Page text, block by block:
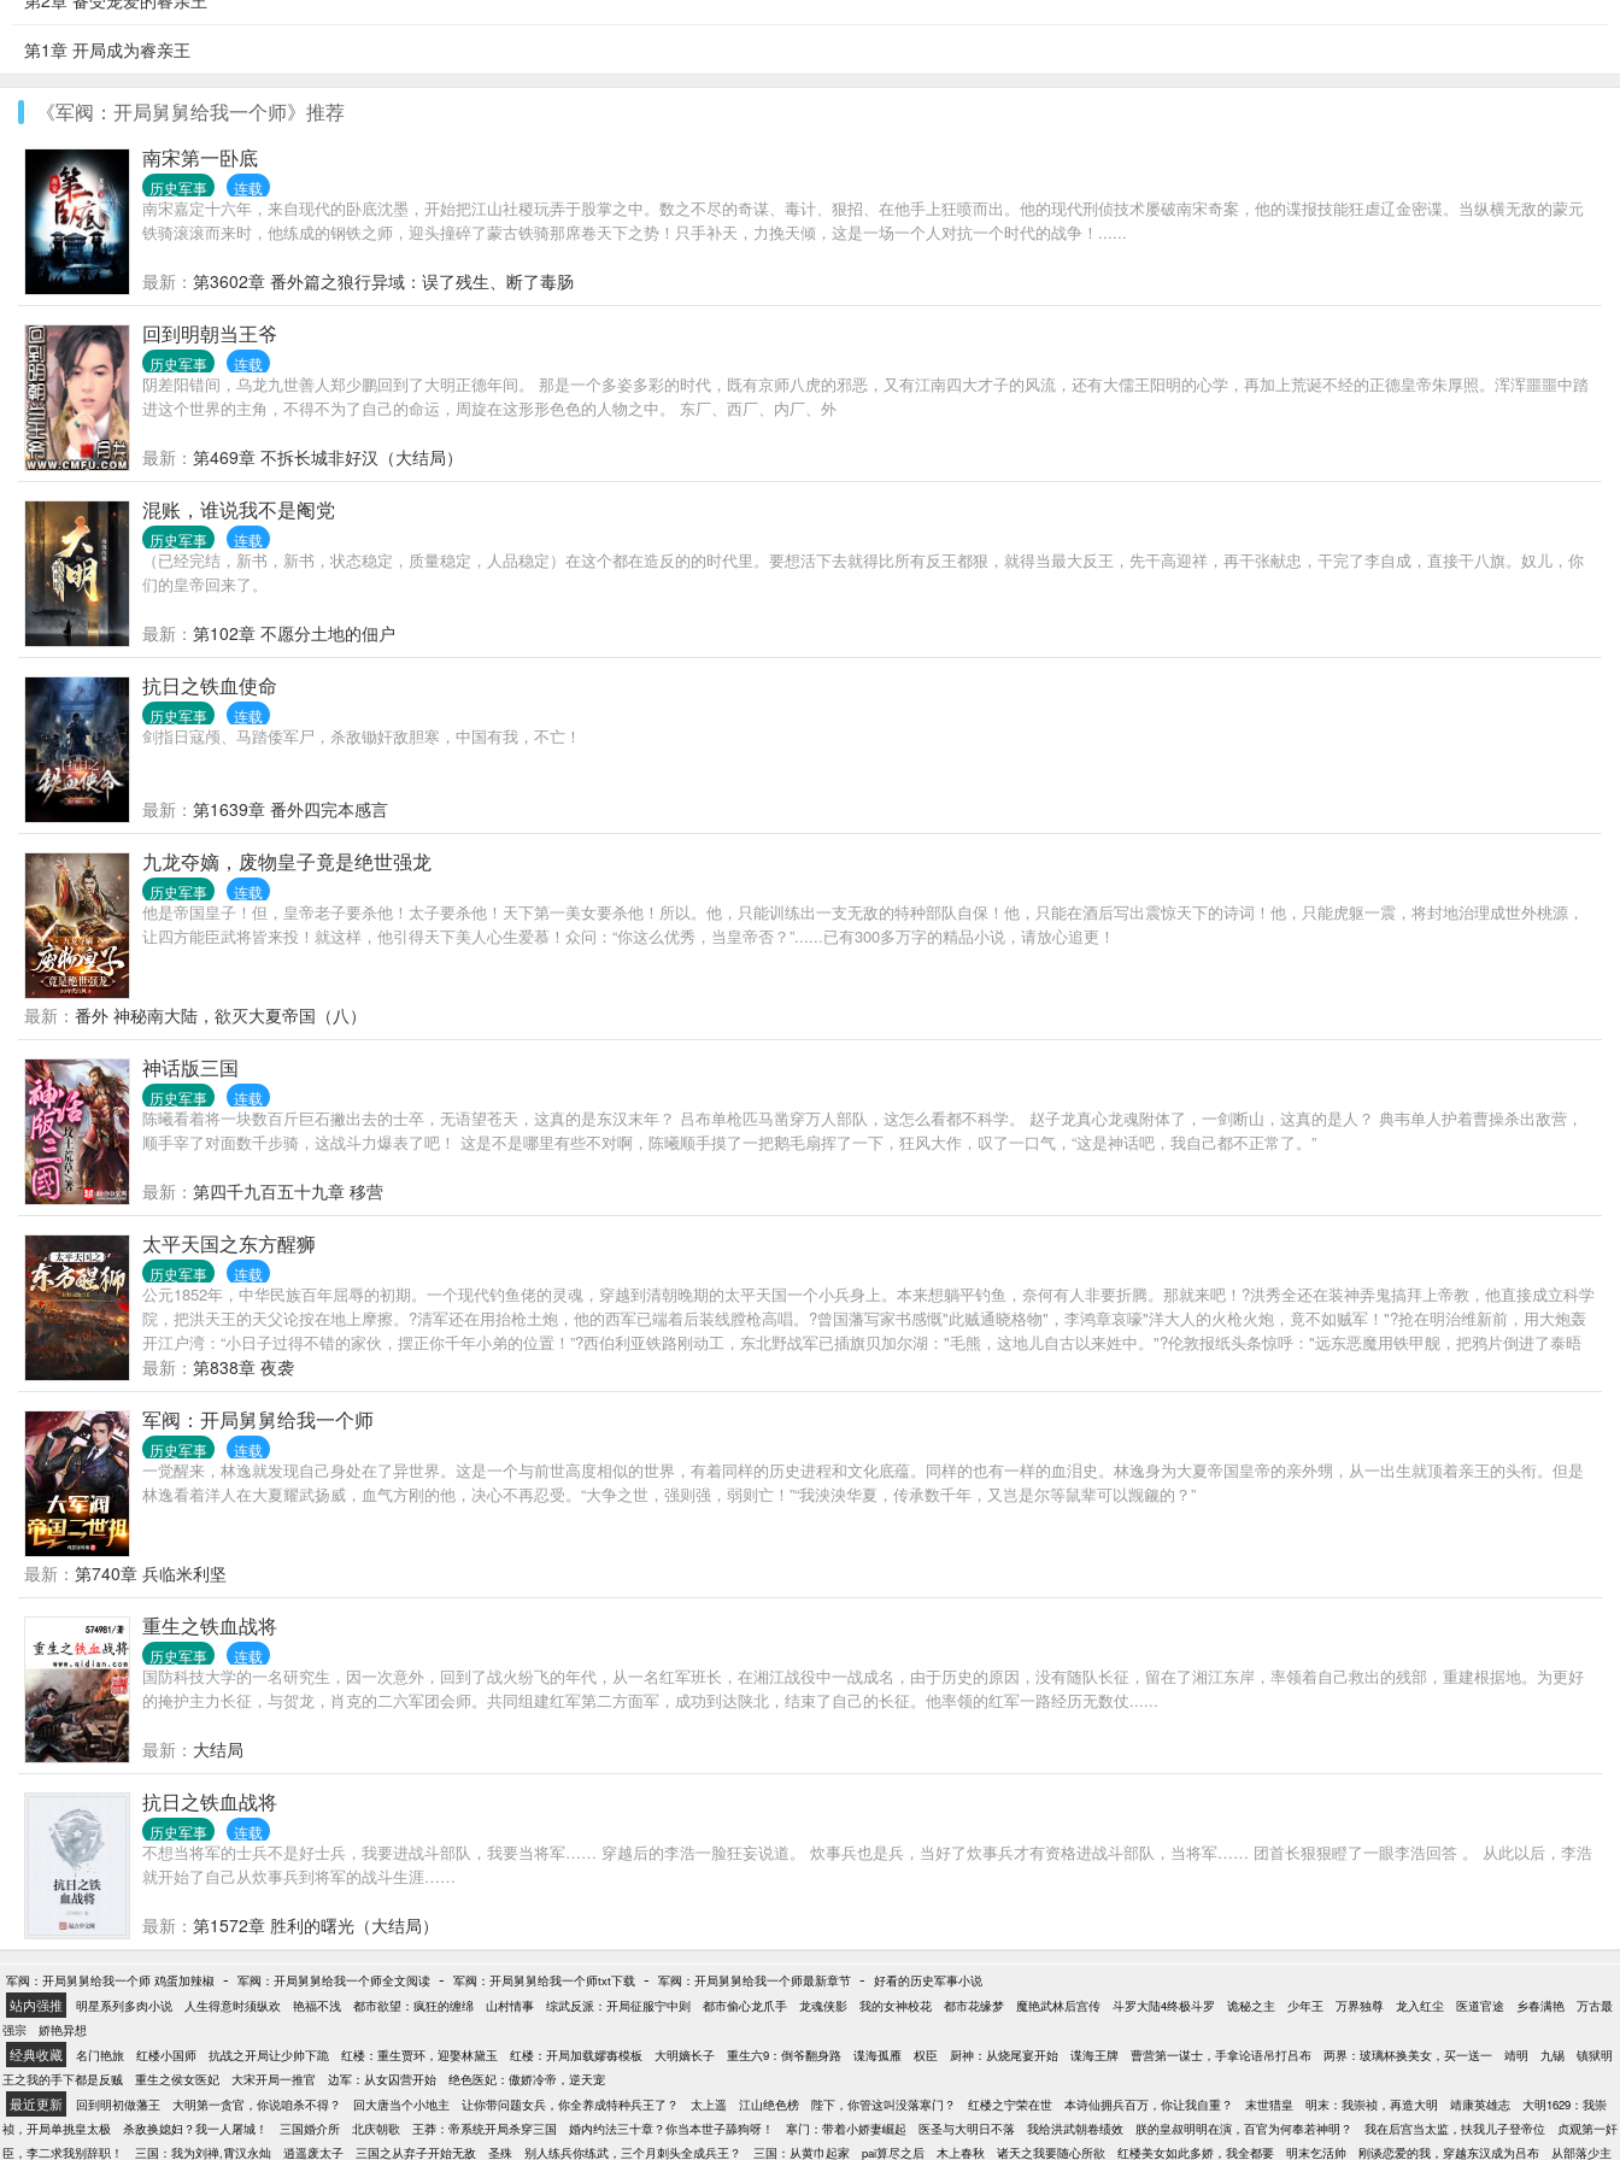
第1章 开局成为睿亲王
《军阀：开局舅舅给我一个师》推荐
南宋第一卧底
历史军事 连载
南宋嘉定十六年，来自现代的卧底沈墨，开始把江山社稷玩弄于股掌之中。数之不尽的奇谋、毒计、狠招、在他手上狂喷而出。他的现代刑侦技术屡破南宋奇案，他的谍报技能狂虐辽金密谍。当纵横无敌的蒙元
铁骑滚滚而来时，他练成的钢铁之师，迎头撞碎了蒙古铁骑那席卷天下之势！只手补天，力挽天倾，这是一场一个人对抗一个时代的战争！......
最新： 第3602章 番外篇之狼行异域：误了残生、断了毒肠
回到明朝当王爷
历史军事 连载
阴差阳错间，乌龙九世善人郑少鹏回到了大明正德年间。 那是一个多姿多彩的时代，既有京师八虎的邪恶，又有江南四大才子的风流，还有大儒王阳明的心学，再加上荒诞不经的正德皇帝朱厚照。浑浑噩噩中踏
进这个世界的主角，不得不为了自己的命运，周旋在这形形色色的人物之中。 东厂、西厂、内厂、外
最新： 第469章 不拆长城非好汉（大结局）
混账，谁说我不是阉党
历史军事 连载
（已经完结，新书，新书，状态稳定，质量稳定，人品稳定）在这个都在造反的的时代里。要想活下去就得比所有反王都狠，就得当最大反王，先干高迎祥，再干张献忠，干完了李自成，直接干八旗。奴儿，你
们的皇帝回来了。
最新： 第102章 不愿分土地的佃户
抗日之铁血使命
历史军事 连载
剑指日寇颅、马踏倭军尸，杀敌锄奸敌胆寒，中国有我，不亡！
最新： 第1639章 番外四完本感言
九龙夺嫡，废物皇子竟是绝世强龙
历史军事 连载
他是帝国皇子！但，皇帝老子要杀他！太子要杀他！天下第一美女要杀他！所以。他，只能训练出一支无敌的特种部队自保！他，只能在酒后写出震惊天下的诗词！他，只能虎躯一震，将封地治理成世外桃源，
让四方能臣武将皆来投！就这样，他引得天下美人心生爱慕！众问：“你这么优秀，当皇帝否？”......已有300多万字的精品小说，请放心追更！
最新： 番外 神秘南大陆，欲灭大夏帝国（八）
神话版三国
历史军事 连载
陈曦看着将一块数百斤巨石撇出去的士卒，无语望苍天，这真的是东汉末年？ 吕布单枪匹马凿穿万人部队，这怎么看都不科学。 赵子龙真心龙魂附体了，一剑断山，这真的是人？ 典韦单人护着曹操杀出敌营，
顺手宰了对面数千步骑，这战斗力爆表了吧！ 这是不是哪里有些不对啊，陈曦顺手摸了一把鹅毛扇挥了一下，狂风大作，叹了一口气，“这是神话吧，我自己都不正常了。”
最新： 第四千九百五十九章 移营
太平天国之东方醒狮
历史军事 连载
公元1852年，中华民族百年屈辱的初期。一个现代钓鱼佬的灵魂，穿越到清朝晚期的太平天国一个小兵身上。本来想躺平钓鱼，奈何有人非要折腾。那就来吧！?洪秀全还在装神弄鬼搞拜上帝教，他直接成立科学
院，把洪天王的天父论按在地上摩擦。?清军还在用抬枪土炮，他的西军已端着后装线膛枪高唱。?曾国藩写家书感慨"此贼通晓格物"，李鸿章哀嚎"洋大人的火枪火炮，竟不如贼军！"?抢在明治维新前，用大炮轰
开江户湾：“小日子过得不错的家伙，摆正你千年小弟的位置！”?西伯利亚铁路刚动工，东北野战军已插旗贝加尔湖："毛熊，这地儿自古以来姓中。"?伦敦报纸头条惊呼："远东恶魔用铁甲舰，把鸦片倒进了泰晤
士河！"--------------作者试图叙述一个赤子在那个时代的故事。本书无系统，不无脑，偏真实历史向，思想内核参考当今社会核心价值观，不称帝，不图满，欢迎大家来捧场。
最新： 第838章 夜袭
军阀：开局舅舅给我一个师
历史军事 连载
一觉醒来，林逸就发现自己身处在了异世界。这是一个与前世高度相似的世界，有着同样的历史进程和文化底蕴。同样的也有一样的血泪史。林逸身为大夏帝国皇帝的亲外甥，从一出生就顶着亲王的头衔。但是
林逸看着洋人在大夏耀武扬威，血气方刚的他，决心不再忍受。“大争之世，强则强，弱则亡！”“我泱泱华夏，传承数千年，又岂是尔等鼠辈可以觊觎的？”
最新： 第740章 兵临米利坚
重生之铁血战将
历史军事 连载
国防科技大学的一名研究生，因一次意外，回到了战火纷飞的年代，从一名红军班长，在湘江战役中一战成名，由于历史的原因，没有随队长征，留在了湘江东岸，率领着自己救出的残部，重建根据地。为更好
的掩护主力长征，与贺龙，肖克的二六军团会师。共同组建红军第二方面军，成功到达陕北，结束了自己的长征。他率领的红军一路经历无数仗......
最新： 大结局
抗日之铁血战将
历史军事 连载
不想当将军的士兵不是好士兵，我要进战斗部队，我要当将军…… 穿越后的李浩一脸狂妄说道。 炊事兵也是兵，当好了炊事兵才有资格进战斗部队，当将军…… 团首长狠狠瞪了一眼李浩回答 。 从此以后，李浩
就开始了自己从炊事兵到将军的战斗生涯……
最新： 第1572章 胜利的曙光（大结局）
军阀：开局舅舅给我一个师 鸡蛋加辣椒 - 军阀：开局舅舅给我一个师全文阅读 - 军阀：开局舅舅给我一个师txt下载 - 军阀：开局舅舅给我一个师最新章节 - 好看的历史军事小说
站内强推 明星系列多肉小说 人生得意时须纵欢 艳福不浅 都市欲望：疯狂的缠绵 山村情事 综武反派：开局征服宁中则 都市偷心龙爪手 龙魂侠影 我的女神校花 都市花缘梦 魔艳武林后宫传 斗罗大陆4终极斗罗 诡秘之主 少年王 万界独尊 龙入红尘 医道官途 乡春满艳
万古最
强宗
娇艳异想
经典收藏 名门艳旅 红楼小国师 抗战之开局让少帅下跪 红楼：重生贾环，迎娶林黛玉 红楼：开局加载嫪毐模板 大明嫡长子 重生六9：倒爷翻身路 谍海孤雁 权臣 厨神：从烧尾宴开始 谍海王牌 曹营第一谋士，手拿论语吊打吕布 两界：玻璃杯换美女，买一送一 靖明 九锡
镇狱明
王之我的手下都是反贼
重生之侯女医妃 大宋开局一推官 边军：从女囚营开始 绝色医妃：傲娇冷帝，逆天宠
最近更新 回到明初做藩王 大明第一贪官，你说咱杀不得？ 回大唐当个小地主 让你带问题女兵，你全养成特种兵王了？ 太上遥 江山绝色榜 陛下，你管这叫没落寒门？ 红楼之宁荣在世 本诗仙拥兵百万，你让我自重？ 末世猎皇 明末：我崇祯，再造大明 靖康英雄志
大明1629：我崇
祯，开局单挑皇太极
杀敌换媳妇？我一人屠城！ 三国婚介所 北庆朝歌 王莽：帝系统开局杀穿三国 婚内约法三十章？你当本世子舔狗呀！ 寒门：带着小娇妻崛起 医圣与大明日不落 我给洪武朝卷绩效 朕的皇叔明明在演，百官为何奉若神明？ 我在后宫当太监，扶我儿子登帝位
贞观第一奸
臣，李二求我别辞职！
三国：我为刘禅,霄汉永灿 逍遥废太子 三国之从弃子开始无敌 圣殊 别人练兵你练武，三个月刺头全成兵王？ 三国：从黄巾起家 pai算尽之后 木上春秋 诸天之我要随心所欲 红楼美女如此多娇，我全都要 明末乞活帅 刚谈恋爱的我，穿越东汉成为吕布 从部落少主